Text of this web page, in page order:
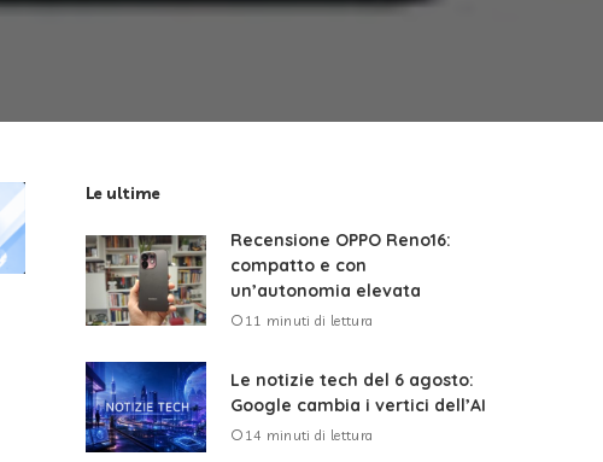
Le ultime
Recensione OPPO Reno16:
compatto e con
un’autonomia elevata
11 minuti di lettura
Le notizie tech del 6 agosto:
Google cambia i vertici dell’AI
14 minuti di lettura